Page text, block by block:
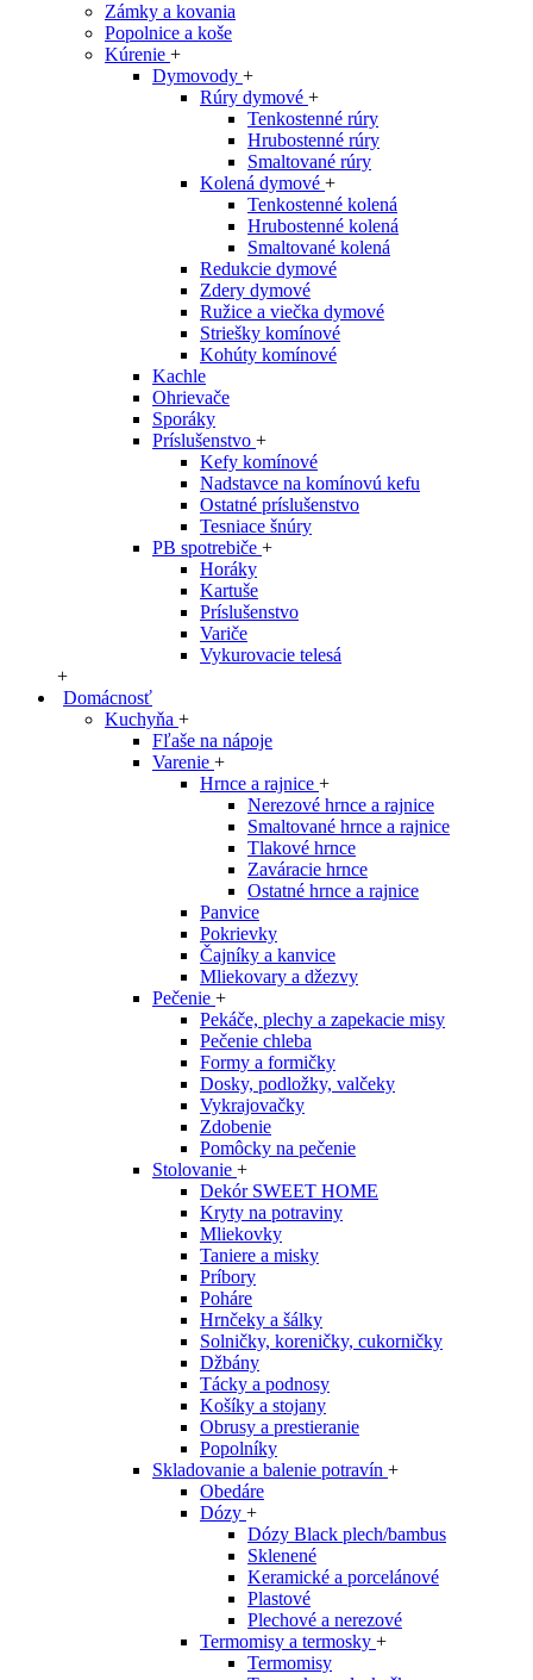
Zámky a kovania
Popolnice a koše
Kúrenie +
Dymovody +
Rúry dymové +
Tenkostenné rúry
Hrubostenné rúry
Smaltované rúry
Kolená dymové +
Tenkostenné kolená
Hrubostenné kolená
Smaltované kolená
Redukcie dymové
Zdery dymové
Ružice a viečka dymové
Striešky komínové
Kohúty komínové
Kachle
Ohrievače
Sporáky
Príslušenstvo +
Kefy komínové
Nadstavce na komínovú kefu
Ostatné príslušenstvo
Tesniace šnúry
PB spotrebiče +
Horáky
Kartuše
Príslušenstvo
Variče
Vykurovacie telesá
+
Domácnosť
Kuchyňa +
Fľaše na nápoje
Varenie +
Hrnce a rajnice +
Nerezové hrnce a rajnice
Smaltované hrnce a rajnice
Tlakové hrnce
Zaváracie hrnce
Ostatné hrnce a rajnice
Panvice
Pokrievky
Čajníky a kanvice
Mliekovary a džezvy
Pečenie +
Pekáče, plechy a zapekacie misy
Pečenie chleba
Formy a formičky
Dosky, podložky, valčeky
Vykrajovačky
Zdobenie
Pomôcky na pečenie
Stolovanie +
Dekór SWEET HOME
Kryty na potraviny
Mliekovky
Taniere a misky
Príbory
Poháre
Hrnčeky a šálky
Solničky, koreničky, cukorničky
Džbány
Tácky a podnosy
Košíky a stojany
Obrusy a prestieranie
Popolníky
Skladovanie a balenie potravín +
Obedáre
Dózy +
Dózy Black plech/bambus
Sklenené
Keramické a porcelánové
Plastové
Plechové a nerezové
Termomisy a termosky +
Termomisy